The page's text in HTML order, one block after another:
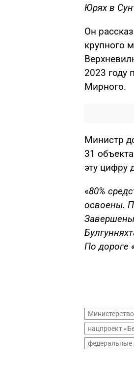
Юрях в
Он
крупного
2023 году
Мирного.
Министр
31
эту цифру
«80%
освоены.
По дороге
нацпроект
федеральные